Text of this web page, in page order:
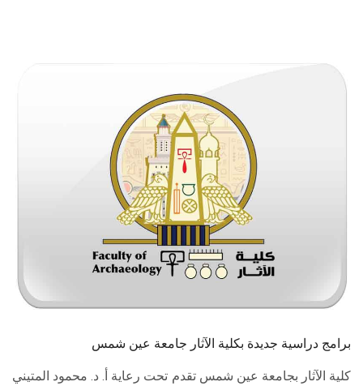
الموظفون
برامج دراسية جديدة بكلية الآثار جامعة عين شمس
كلية الآثار بجامعة عين شمس تقدم تحت رعاية أ. د. محمود المتيني